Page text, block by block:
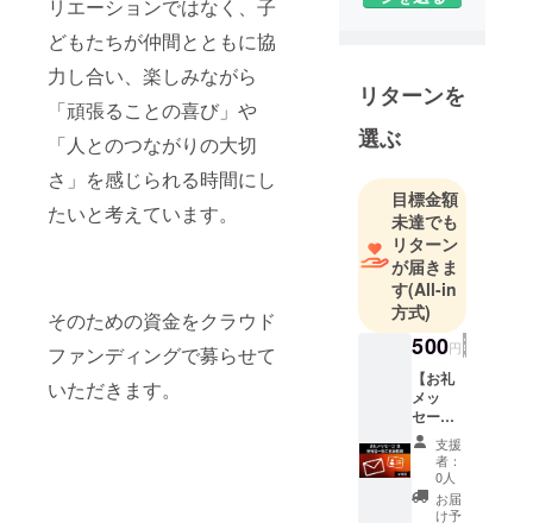
リエーションではなく、子
どもたちが仲間とともに協
力し合い、楽しみながら
「頑張ることの喜び」や
「人とのつながりの大切
さ」を感じられる時間にし
たいと考えています。
そのための資金をクラウド
ファンディングで募らせて
いただきます。
ケットボー
ルを通じて
自分らしく
よう、月数
回の集中ト
レーニング
を中心とし
た活動を
行っていま
す。クラブ
チームの垣
根を超え
て、“一人ひ
とりの可能
性を最大限
に引き出
リターンを
選ぶ
目標金額
未達でも
リターン
が届きま
す(All-in
方式)
500円
【お礼
メッ
セージ
＆支援
者一覧
にお名
前掲載
（希望
支援
者：
0人
お届
け予